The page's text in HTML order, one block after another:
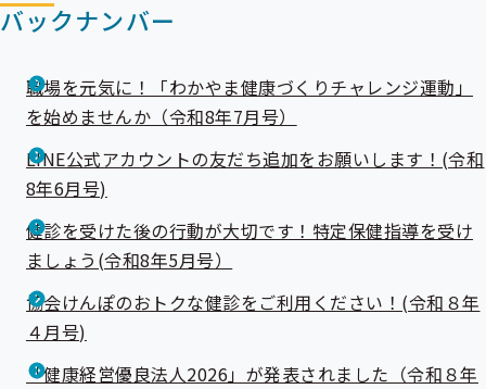
バックナンバー
職場を元気に！「わかやま健康づくりチャレンジ運動」
を始めませんか（令和8年7月号）
LINE公式アカウントの友だち追加をお願いします！(令和
8年6月号)
健診を受けた後の行動が大切です！特定保健指導を受け
ましょう(令和8年5月号）
協会けんぽのおトクな健診をご利用ください！(令和８年
４月号)
「健康経営優良法人2026」が発表されました（令和８年